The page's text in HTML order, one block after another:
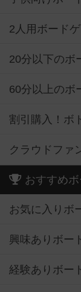
2人用ボード
20分以下のボ
60分以上のボ
割引購入！ボ
クラウドファ
おすすめ
お気に入りボ
興味ありボー
経験ありボー